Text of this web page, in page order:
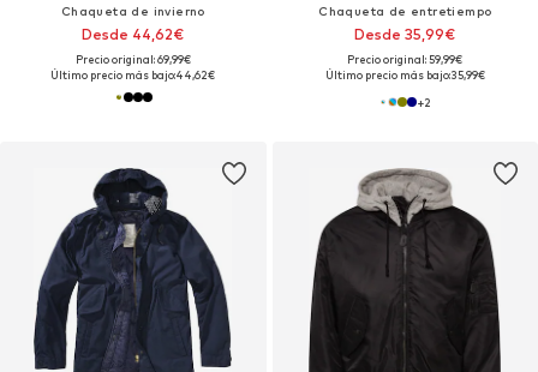
Chaqueta de invierno
Desde 44,62€
Precio original: 69,99€
Último precio más bajo:44,62€
Chaqueta de entretiempo
Desde 35,99€
Precio original: 59,99€
Último precio más bajo:35,99€
+2